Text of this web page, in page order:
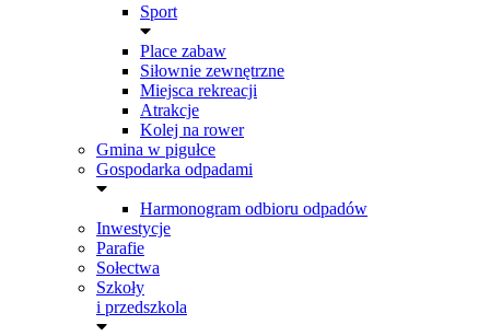
Sport
Place zabaw
Siłownie zewnętrzne
Miejsca rekreacji
Atrakcje
Kolej na rower
Gmina w pigułce
Gospodarka odpadami
Harmonogram odbioru odpadów
Inwestycje
Parafie
Sołectwa
Szkoły
i przedszkola